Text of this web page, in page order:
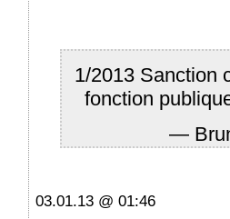
1/2013 Sanction
fonction
—
03.01.13 @ 01:46